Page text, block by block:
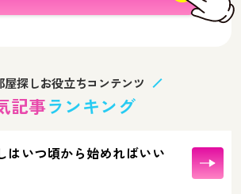
屋探しお役立ちコンテンツ
記事ランキング
はいつ頃から始めればいい